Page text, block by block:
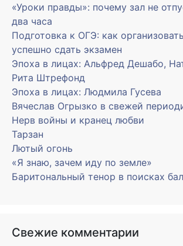
«Уроки правды»: почему зал не
два часа
Подготовка к ОГЭ: как
успешно сдать экзамен
Эпоха в лицах: Альфред Дешабо,
Рита Штрефонд
Эпоха в лицах: Людмила Гусева
Вячеслав Огрызко в свежей
Нерв войны и кранец любви
Тарзан
Лютый огонь
«Я знаю, зачем иду по земле»
Баритональный тенор в поисках
Свежие комментарии